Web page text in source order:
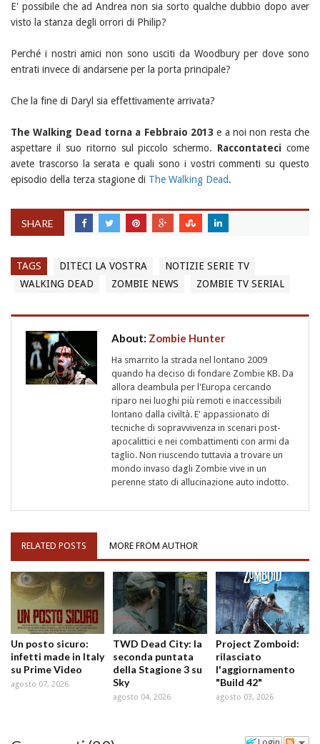
E' possibile che ad Andrea non sia sorto qualche dubbio dopo aver
visto la stanza degli orrori di Philip?
Perché i nostri amici non sono usciti da Woodbury per dove sono
entrati invece di andarsene per la porta principale?
Che la fine di Daryl sia effettivamente arrivata?
The Walking Dead torna a Febbraio 2013 e a noi non resta che
aspettare il suo ritorno sul piccolo schermo. Raccontateci come
avete trascorso la serata e quali sono i vostri commenti su questo
episodio della terza stagione di The Walking Dead.
SHARE
TAGS DITECI LA VOSTRA
NOTIZIE SERIE TV
WALKING DEAD
ZOMBIE NEWS ZOMBIE TV SERIAL
About: Zombie Hunter
Ha smarrito la strada nel lontano 2009
quando ha deciso di fondare Zombie KB. Da
allora deambula per l'Europa cercando
riparo nei luoghi più remoti e inaccessibili
lontano dalla civiltà. E' appassionato di
tecniche di sopravvivenza in scenari post-
apocalittici e nei combattimenti con armi da
taglio. Non riuscendo tuttavia a trovare un
mondo invaso dagli Zombie vive in un
perenne stato di allucinazione auto indotto.
RELATED POSTS MORE FROM AUTHOR
Un posto sicuro:
infetti made in Italy
su Prime Video
agosto 07, 2026
TWD Dead City: la
seconda puntata
della Stagione 3 su
Sky
agosto 04, 2026
Project Zomboid:
rilasciato
l'aggiornamento
"Build 42"
agosto 03, 2026